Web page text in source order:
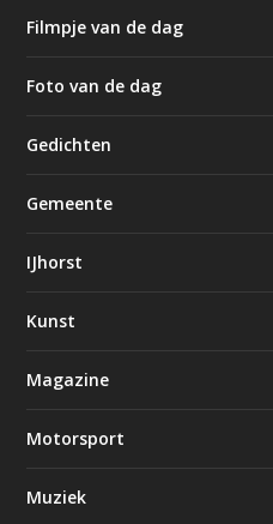
Filmpje van de dag
Foto van de dag
Gedichten
Gemeente
IJhorst
Kunst
Magazine
Motorsport
Muziek